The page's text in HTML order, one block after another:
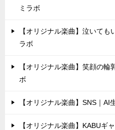
ミラボ
【オリジナル楽曲】泣いても
ラボ
【オリジナル楽曲】笑顔の
ボ
【オリジナル楽曲】SNS｜
【オリジナル楽曲】KABUギ